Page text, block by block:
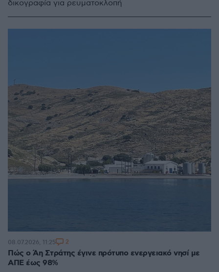
δικογραφία για ρευματοκλοπή
Πώς ο Άη Στράτης έγινε πρότυπο ενεργειακό νησί με
ΑΠΕ έως 98%
08.07.2026, 11:25 2